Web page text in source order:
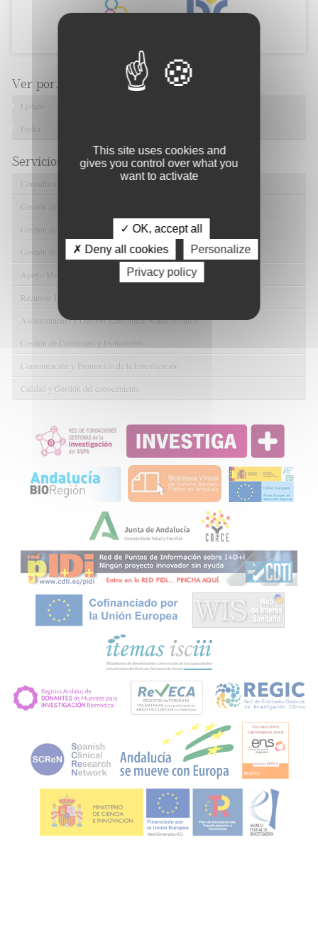
Ver por...
Listado
Fecha
Servicios de FIBAO
Consulta nuestras Ofertas Tecnológicas
Gestión de Ensayos Clínicos y Estudios Observacionales
Gestión de la Innovación y la Transferencia Tecnológica
Gestión de Ayudas y Oportunidad de Financiación
Apoyo Metodológico y/o Estadístico
Recursos Humanos
Asesoramiento y Gestión Económica-Administrativa
Gestión de Convenios y Donaciones
Comunicación y Promoción de la Investigación
Calidad y Gestión del conocimiento
This site uses cookies and
gives you control over what you
want to activate
✓ OK, accept all
✗ Deny all cookies
Personalize
Privacy policy